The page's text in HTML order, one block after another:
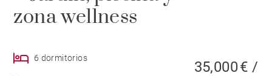
zona wellness
6 dormitorios
35,000 € /